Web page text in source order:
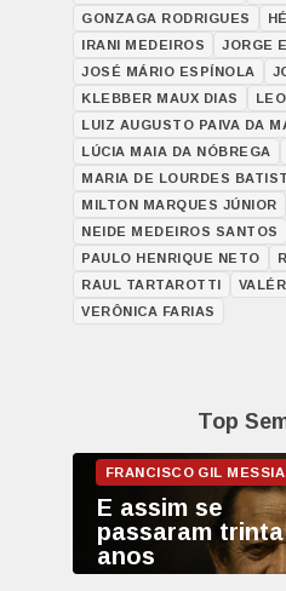
GONZAGA RODRIGUES
IRANI MEDEIROS
JORGE
JOSÉ MÁRIO ESPÍNOLA
KLEBBER MAUX DIAS
LUIZ AUGUSTO PAIVA DA
LÚCIA MAIA DA NÓBREGA
MARIA DE LOURDES
MILTON MARQUES JÚNIOR
NEIDE MEDEIROS SANTOS
PAULO HENRIQUE NETO
RAUL TARTAROTTI
VERÔNICA FARIAS
Top
E assim se
passaram trinta
anos